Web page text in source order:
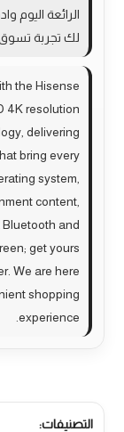
الرائعة اليوم
لك تجربة
the Hisense
4K resolution
delivering
bring every
system,
content,
and
get yours
We are here
shopping
experience.
التصنيفات: